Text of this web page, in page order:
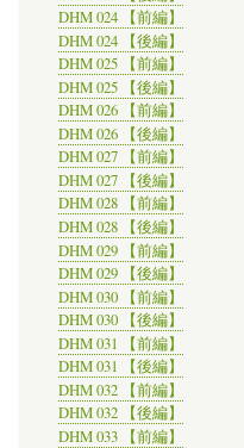
DHM 024 【前編】
DHM 024 【後編】
DHM 025 【前編】
DHM 025 【後編】
DHM 026 【前編】
DHM 026 【後編】
DHM 027 【前編】
DHM 027 【後編】
DHM 028 【前編】
DHM 028 【後編】
DHM 029 【前編】
DHM 029 【後編】
DHM 030 【前編】
DHM 030 【後編】
DHM 031 【前編】
DHM 031 【後編】
DHM 032 【前編】
DHM 032 【後編】
DHM 033 【前編】